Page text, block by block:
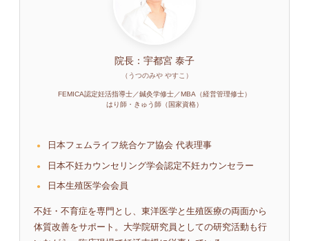
院長：宇都宮 泰子
（うつのみや やすこ）
FEMICA認定妊活指導士／鍼灸学修士／MBA（経営管理修士）
はり師・きゅう師（国家資格）
日本フェムライフ統合ケア協会 代表理事
日本不妊カウンセリング学会認定不妊カウンセラー
日本生殖医学会会員
不妊・不育症を専門とし、東洋医学と生殖医療の両面から
体質改善をサポート。大学院研究員としての研究活動も行